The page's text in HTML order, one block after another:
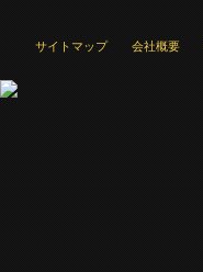
サイトマップ 会社概要